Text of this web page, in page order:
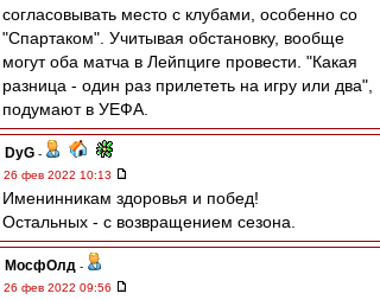
согласовывать место с клубами, особенно со
"Спартаком". Учитывая обстановку, вообще
могут оба матча в Лейпциге провести. "Какая
разница - один раз прилететь на игру или два",
подумают в УЕФА.
DyG -
26 фев 2022 10:13
Именинникам здоровья и побед!
Остальных - с возвращением сезона.
МосфОлд -
26 фев 2022 09:56